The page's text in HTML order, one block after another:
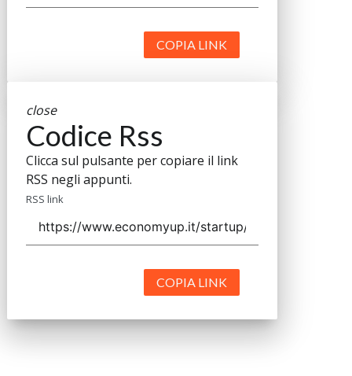
COPIA LINK
close
Codice Rss
Clicca sul pulsante per copiare il link
RSS negli appunti.
RSS link
COPIA LINK